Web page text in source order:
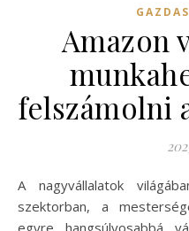
Amazon
felszámolni
A nagyvállalatok világában, különösen a technológiai
szektorban, a
egyre hangsúlyosabbá